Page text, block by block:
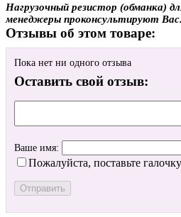
Нагрузочный резистор (обманка)
менеджеры проконсультируют Вас.
Отзывы об этом товаре:
Пока нет ни одного отзыва
Оставить свой отзыв:
Ваше имя:
Пожалуйста, поставьте